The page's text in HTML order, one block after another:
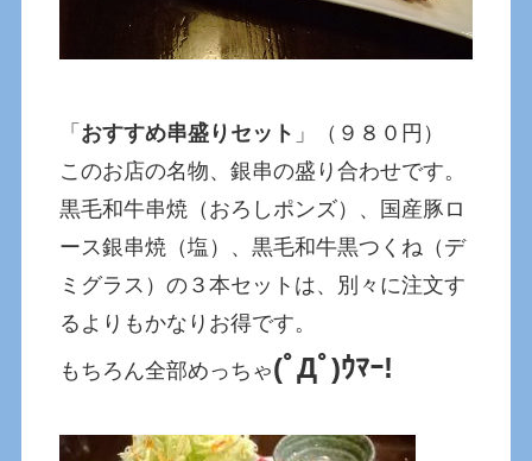
「 おすすめ串盛りセット 」（９８０円）
このお店の名物、銀串の盛り合わせです。
黒毛和牛串焼（おろしポンズ）、国産豚ロ
ース銀串焼（塩）、黒毛和牛黒つくね（デ
ミグラス）の３本セットは、別々に注文す
るよりもかなりお得です。
もちろん全部めっちゃ(ﾟДﾟ)ｳﾏｰ!